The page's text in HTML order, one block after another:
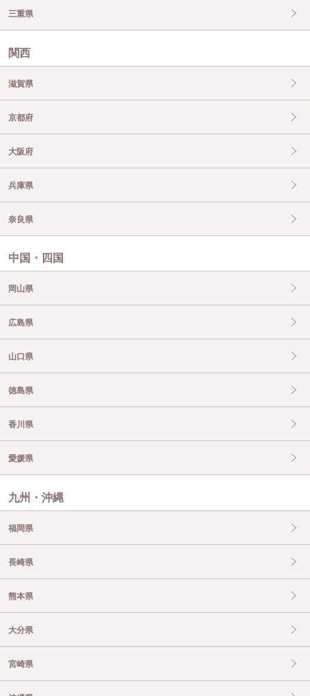
三重県
関西
滋賀県
京都府
大阪府
兵庫県
奈良県
中国・四国
岡山県
広島県
山口県
徳島県
香川県
愛媛県
九州・沖縄
福岡県
長崎県
熊本県
大分県
宮崎県